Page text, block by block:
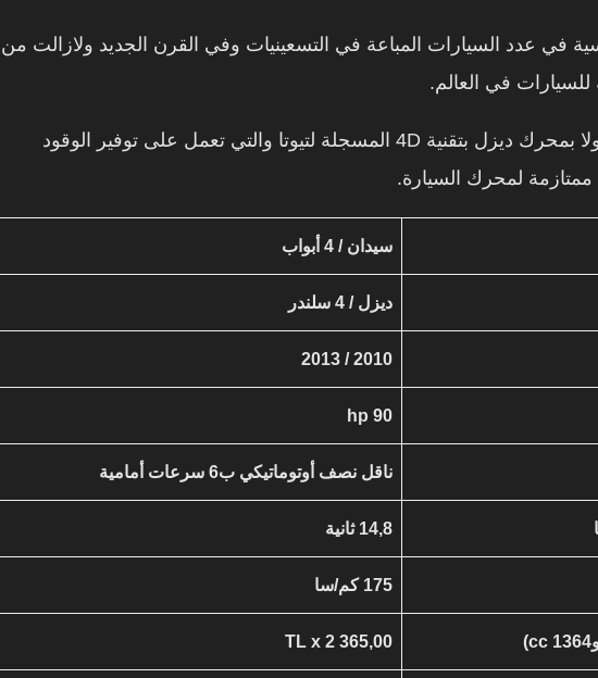
في عدد السيارات المباعة في التسعينيات وفي القرن الجديد ولازالت من
في العالم.
سيارتنا اليوم من نوع كورولا بمحرك ديزل بتقنية 4D المسجلة لتيوتا والتي تعمل على توفير الوقود
لمحرك السيارة.
سيدان / 4 أبواب
ديزل / 4 سلندر
2010 / 2013
90 hp
ناقل نصف أوتوماتيكي ب6 سرعات أمامية
14,8 ثانية
175 كم/سا
365,00 TL x 2